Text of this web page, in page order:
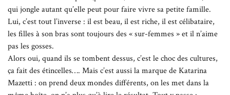
qui jongle autant qu’elle peut pour faire vivre sa petite famille.
Lui, c’est tout l’inverse : il est beau, il est riche, il est célibataire,
les filles à son bras sont toujours des « sur-femmes » et il n’aime
pas les gosses.
Alors oui, quand ils se tombent dessus, c’est le choc des cultures,
ça fait des étincelles…. Mais c’est aussi la marque de Katarina
Mazetti : on prend deux mondes différents, on les met dans la